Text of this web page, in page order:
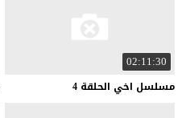
02:11:30
مسلسل اخي الحلقة 4